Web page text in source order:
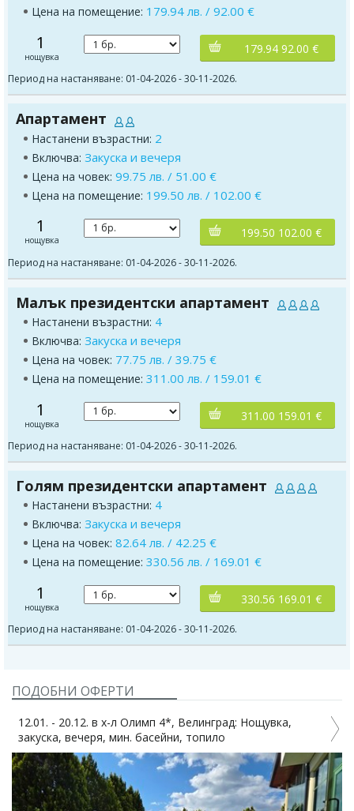
Цена на помещение: 179.94 лв. / 92.00 €
1
нощувка
179.94 92.00 €
Период на настаняване: 01-04-2026 - 30-11-2026.
Апартамент
Настанени възрастни: 2
Включва: Закуска и вечеря
Цена на човек: 99.75 лв. / 51.00 €
Цена на помещение: 199.50 лв. / 102.00 €
1
нощувка
199.50 102.00 €
Период на настаняване: 01-04-2026 - 30-11-2026.
Малък президентски апартамент
Настанени възрастни: 4
Включва: Закуска и вечеря
Цена на човек: 77.75 лв. / 39.75 €
Цена на помещение: 311.00 лв. / 159.01 €
1
нощувка
311.00 159.01 €
Период на настаняване: 01-04-2026 - 30-11-2026.
Голям президентски апартамент
Настанени възрастни: 4
Включва: Закуска и вечеря
Цена на човек: 82.64 лв. / 42.25 €
Цена на помещение: 330.56 лв. / 169.01 €
1
нощувка
330.56 169.01 €
Период на настаняване: 01-04-2026 - 30-11-2026.
ПОДОБНИ ОФЕРТИ
12.01. - 20.12. в х-л Олимп 4*, Велинград: Нощувка,
закуска, вечеря, мин. басейни, топило